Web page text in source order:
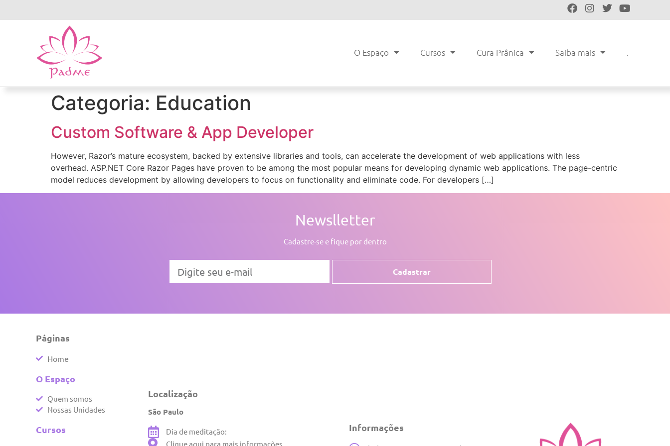
O Espaço Cursos Cura Prânica Saiba mais .
Categoria: Education
Custom Software & App Developer
However, Razor’s mature ecosystem, backed by extensive libraries and tools, can accelerate the development of web applications with less
overhead. ASP.NET Core Razor Pages have proven to be among the most popular means for developing dynamic web applications. The page-centric
model reduces development by allowing developers to focus on functionality and eliminate code. For developers […]
Newslletter
Cadastre-se e fique por dentro
Cadastrar
Páginas
Home
O Espaço
Quem somos
Nossas Unidades
Cursos
Localização
São Paulo
Dia de meditação:
Clique aqui para mais informações
Informações